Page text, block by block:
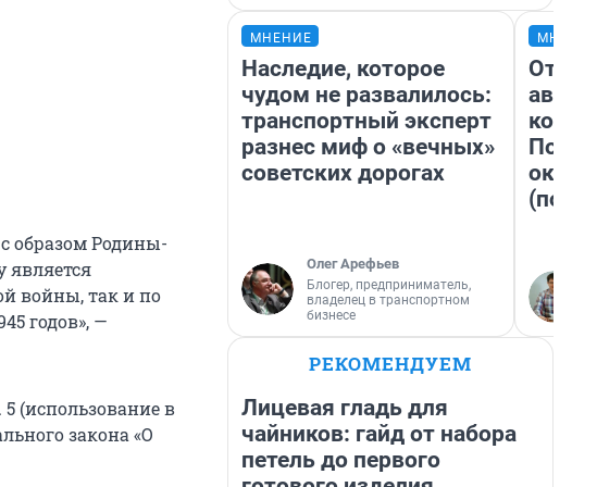
образом Родины-
является
войны, так и по
годов», —
(использование в
закона «О
МНЕНИЕ
Наследие, которое
чудом не развалилось:
транспортный эксперт
разнес миф о «вечных»
советских дорогах
Олег Арефьев
Блогер, предприниматель,
владелец в транспортном
бизнесе
От
РЕКОМЕНДУЕМ
Лицевая гладь для
чайников: гайд от набора
петель до первого